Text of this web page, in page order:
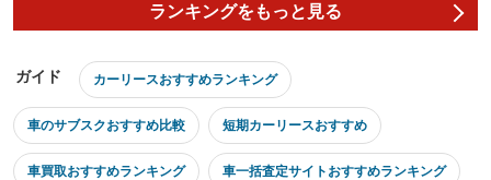
ランキングをもっと見る
ガイド カーリースおすすめランキング
車のサブスクおすすめ比較 短期カーリースおすすめ
車買取おすすめランキング 車一括査定サイトおすすめランキング